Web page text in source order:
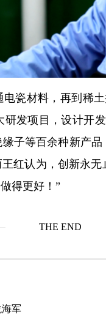
瓷材料，再到稀
发项目，设计开
子等百余种新产
红认为，创新永
得更好！”
THE END
军